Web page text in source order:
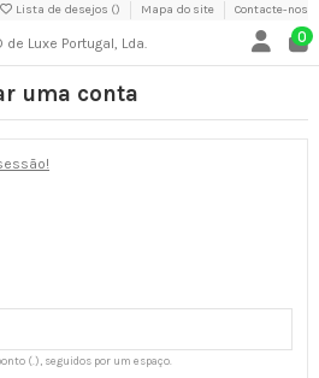
Lista de desejos () Mapa do site Contacte-nos
0
uma conta
(.), seguidos por um espaço.